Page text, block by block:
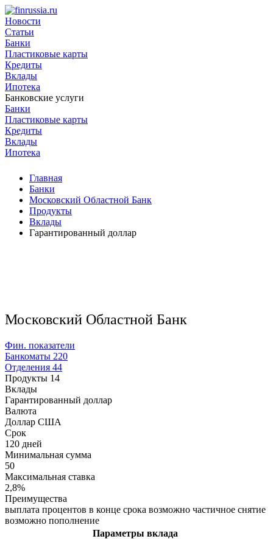
Новости
Статьи
Банки
Пластиковые карты
Кредиты
Вклады
Ипотека
Банковские услуги
Банки
Пластиковые карты
Кредиты
Вклады
Ипотека
Главная
Банки
Московский Областной Банк
Продукты
Вклады
Гарантированный доллар
Московский Областной Банк
Фин. показатели
Банкоматы 220
Отделения 44
Продукты 14
Вклады
Гарантированный доллар
Валюта
Доллар США
Срок
120 дней
Минимальная сумма
50
Максимальная ставка
2,8%
Преимущества
выплата процентов в конце срока возможно частичное снятие
возможно пополнение
Параметры вклада